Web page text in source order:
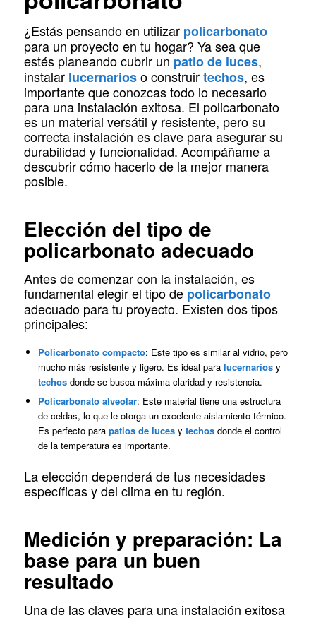
¿Estás pensando en utilizar policarbonato
para un proyecto en tu hogar? Ya sea que
estés planeando cubrir unpatio de luces,
instalar lucernarioso construirtechos, es
importante que conozcas todo lo necesario
para una instalación exitosa. El policarbonato
es un material versátil y resistente, pero su
correcta instalación es clave para asegurar su
durabilidad y funcionalidad. Acompáñame a
descubrir cómo hacerlo de la mejor manera
posible.
Elección del tipo de
policarbonato adecuado
Antes de comenzar con la instalación, es
fundamental elegir el tipo de policarbonato
adecuado para tu proyecto. Existen dos tipos
principales:
Policarbonato compacto: Este tipo es similar al vidrio, pero
mucho más resistente y ligero. Es ideal para lucernariosy
techosdonde se busca máxima claridad y resistencia.
Policarbonato alveolar: Este material tiene una estructura
de celdas, lo que le otorga un excelente aislamiento térmico.
Es perfecto para patios de lucesy techosdonde el control
de la temperatura es importante.
La elección dependerá de tus necesidades
específicas y del clima en tu región.
Medición y preparación: La
base para un buen
resultado
Una de las claves para una instalación exitosa